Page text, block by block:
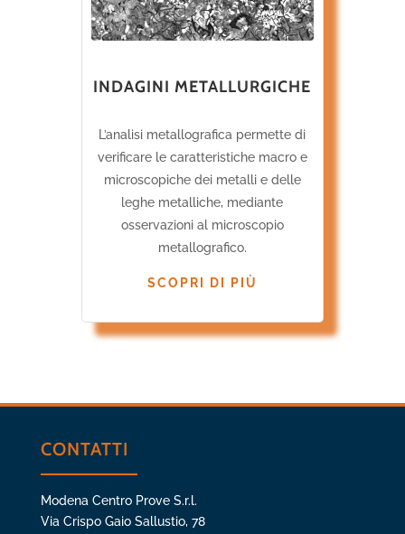
INDAGINI METALLURGICHE
L’analisi metallografica permette di
verificare le caratteristiche macro e
microscopiche dei metalli e delle
leghe metalliche, mediante
osservazioni al microscopio
metallografico.
SCOPRI DI PIÙ
CONTATTI
Modena Centro Prove S.r.l.
Via Crispo Gaio Sallustio, 78